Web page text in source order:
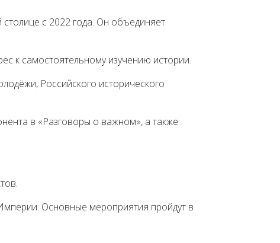
с 2022 года. Он объединяет
к самостоятельному изучению истории.
Российского исторического
в «Разговоры о важном», а также
Основные мероприятия пройдут в